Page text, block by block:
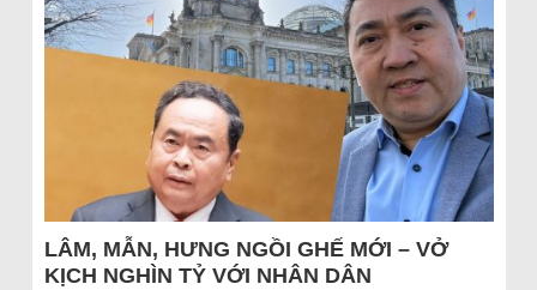
LÂM, MẪN, HƯNG NGỒI GHẾ MỚI – VỞ
KỊCH NGHÌN TỶ VỚI NHÂN DÂN